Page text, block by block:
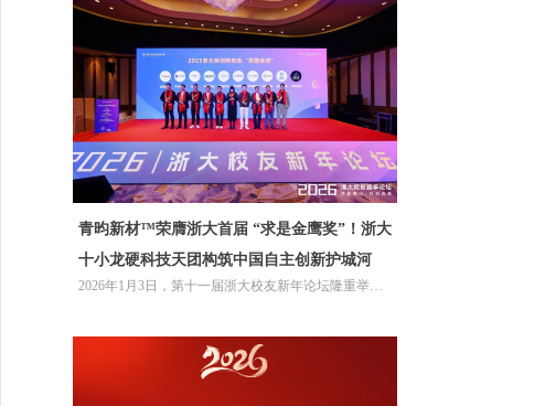
青昀新材™荣膺浙大首届 “求是金鹰奖”！浙大
十小龙硬科技天团构筑中国自主创新护城河
2026年1月3日，第十一届浙大校友新年论坛隆重举